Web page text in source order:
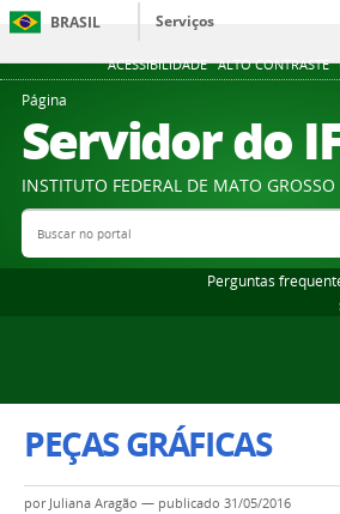
ACESSIBILIDADE ALTO CONTRASTE
BRASIL
Serviços
Página
Servidor do
INSTITUTO FEDERAL DE MATO
Buscar no portal
Perguntas
PEÇAS GRÁFICAS
por Juliana Aragão — publicado 31/05/2016